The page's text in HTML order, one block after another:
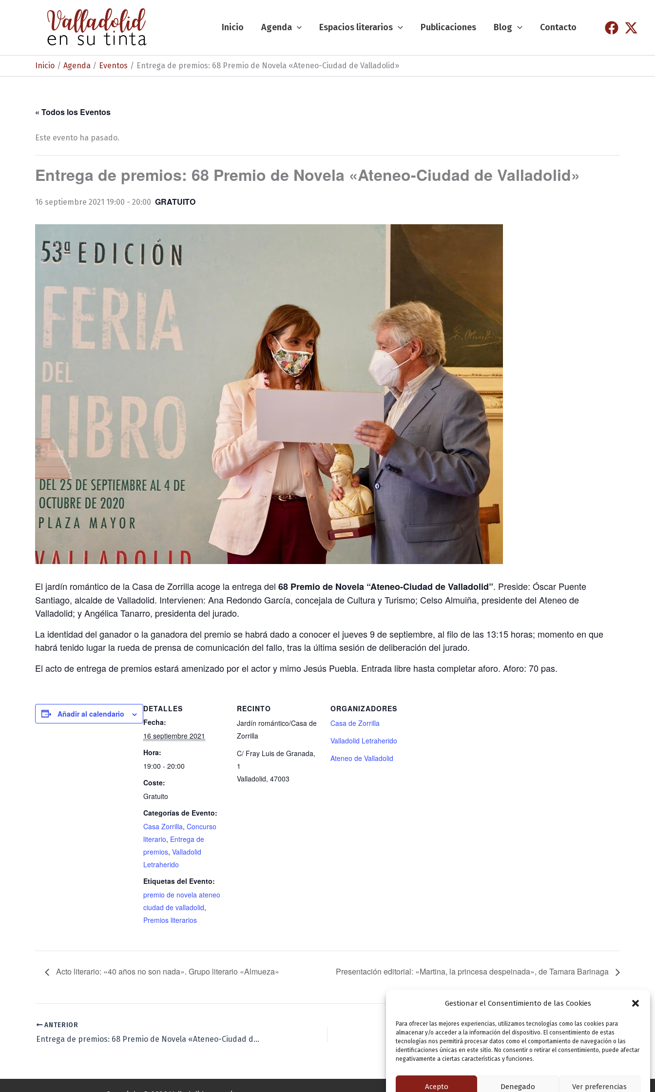
Gestionar el Consentimiento de las Cookies
Para ofrecer las mejores experiencias, utilizamos tecnologías como las cookies para
almacenar y/o acceder a la información del dispositivo. El consentimiento de estas
tecnologías nos permitirá procesar datos como el comportamiento de navegación o las
identificaciones únicas en este sitio. No consentir o retirar el consentimiento, puede afectar
negativamente a ciertas características y funciones.
Acepto Denegado Ver preferencias
Inicio Agenda Espacios literarios Publicaciones Blog Contacto
Inicio Agenda Eventos Entrega de premios: 68 Premio de Novela «Ateneo-Ciudad de Valladolid»
« Todos los Eventos
Este evento ha pasado.
Entrega de premios: 68 Premio de Novela «Ateneo-Ciudad de Valladolid»
16 septiembre 2021 19:00 - 20:00 GRATUITO
El jardín romántico de la Casa de Zorrilla acoge la entrega del 68 Premio de Novela “Ateneo-Ciudad de Valladolid”. Preside: Óscar Puente
Santiago, alcalde de Valladolid. Intervienen: Ana Redondo García, concejala de Cultura y Turismo; Celso Almuiña, presidente del Ateneo de
Valladolid; y Angélica Tanarro, presidenta del jurado.
La identidad del ganador o la ganadora del premio se habrá dado a conocer el jueves 9 de septiembre, al filo de las 13:15 horas; momento en que
habrá tenido lugar la rueda de prensa de comunicación del fallo, tras la última sesión de deliberación del jurado.
El acto de entrega de premios estará amenizado por el actor y mimo Jesús Puebla. Entrada libre hasta completar aforo. Aforo: 70 pas.
Añadir al calendario
DETALLES
Fecha:
16 septiembre 2021
Hora:
19:00 - 20:00
Coste:
Gratuito
Categorías de Evento:
Casa Zorrilla, Concurso
literario, Entrega de
premios, Valladolid
Letraherido
Etiquetas del Evento:
premio de novela ateneo
ciudad de valladolid,
Premios literarios
RECINTO
Jardín romántico/Casa de
Zorrilla
C/ Fray Luis de Granada,
1
Valladolid, 47003
ORGANIZADORES
Casa de Zorrilla
Valladolid Letraherido
Ateneo de Valladolid
Acto literario: «40 años no son nada». Grupo literario «Almueza» Presentación editorial: «Martina, la princesa despeinada», de Tamara Barinaga
ANTERIOR
Entrega de premios: 68 Premio de Novela «Ateneo-Ciudad de Valladolid»
SIGUIENTE
Presentación editorial: «Martina, la princesa despeinada», de Tamara Barinaga